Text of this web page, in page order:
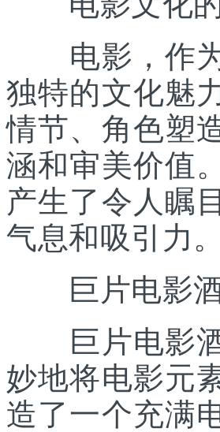
电影，作为
独特的文化魅
情节、角色塑
涵和审美价值
产生了令人瞩
气息和吸引力。
巨片电影酒
巨片电影酒
妙地将电影元
造了一个充满